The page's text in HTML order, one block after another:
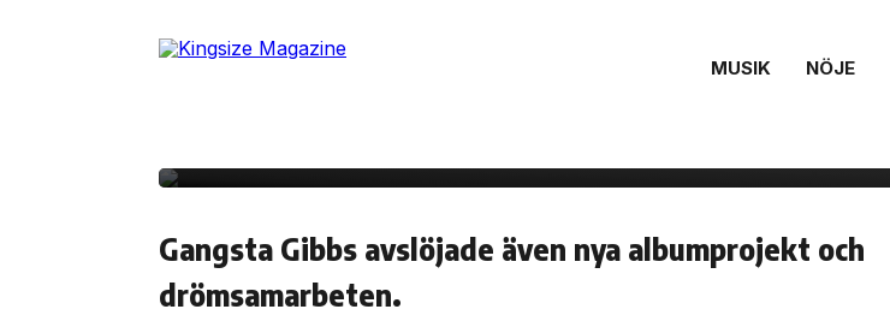
MUSIK NÖJE
Se Freddie Gibbs uppträda live på ”The
Tonight Show” med hjälp av Anderson
Gangsta Gibbs avslöjade även nya albumprojekt och
drömsamarbeten.